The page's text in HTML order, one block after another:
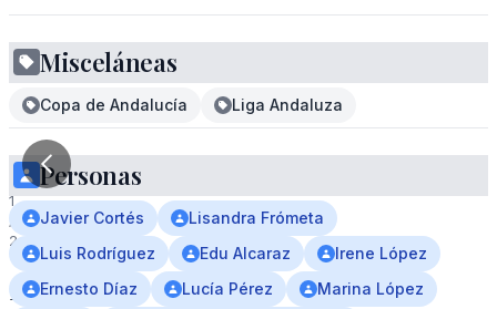
1
/
2
El
Misceláneas
Copa de Andalucía Liga Andaluza
Personas
Javier Cortés
Lisandra Frómeta
Luis Rodríguez
Edu Alcaraz
Irene López
Ernesto Díaz
Lucía Pérez
Marina López